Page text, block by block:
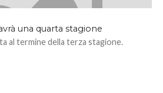
una quarta stagione
al termine della terza stagione.